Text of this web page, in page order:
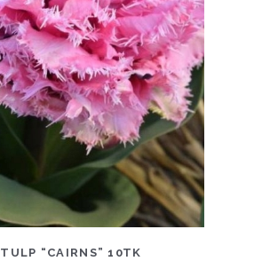
TULP “CAIRNS” 10TK